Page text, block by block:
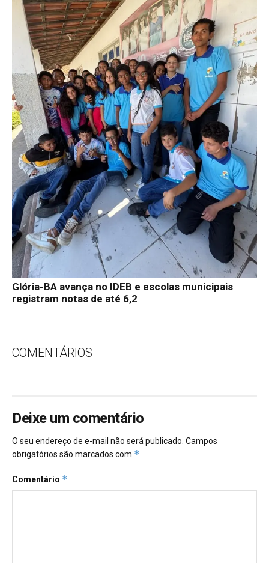
Glória-BA avança no IDEB e escolas municipais
registram notas de até 6,2
COMENTÁRIOS
Deixe um comentário
O seu endereço de e-mail não será publicado. Campos
obrigatórios são marcados com *
Comentário *